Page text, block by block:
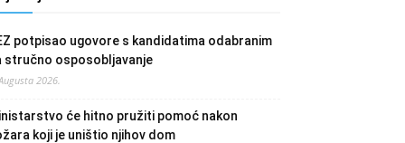
potpisao ugovore s kandidatima odabranim
stručno osposobljavanje
2026.
će hitno pružiti pomoć nakon
koji je uništio njihov dom